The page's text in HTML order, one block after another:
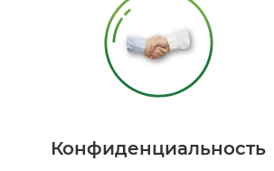
Конфиденциальность